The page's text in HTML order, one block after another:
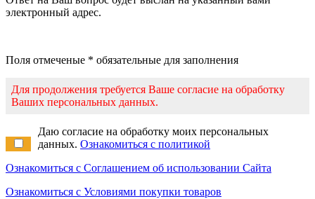
электронный адрес.
Поля отмеченые * обязательные для заполнения
Для продолжения требуется Ваше согласие на обработку
Ваших персональных данных.
Даю согласие на обработку моих персональных
данных. Ознакомиться с политикой
Ознакомиться с Соглашением об использовании Сайта
Ознакомиться с Условиями покупки товаров